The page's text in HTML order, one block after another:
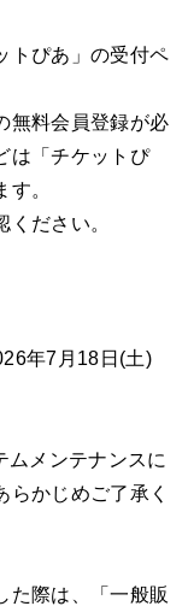
トぴあ」の受付ペ
無料会員登録が必
は「チケットぴ
。
ださい。
年7月18日(土)
ムメンテナンスに
かじめご了承く
た際は、「一般販